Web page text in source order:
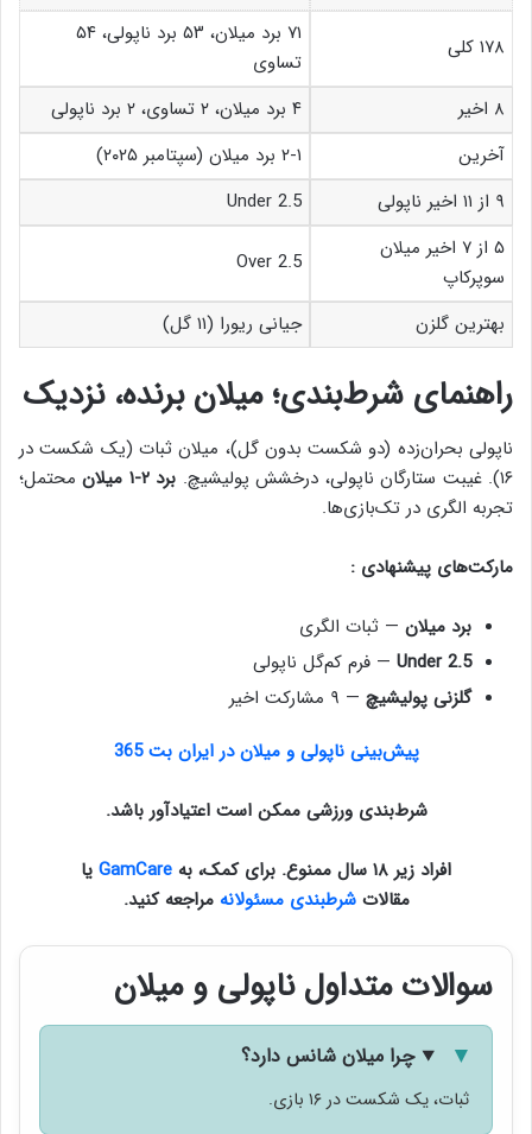
۱۷۸ کلی
۷۱ برد میلان، ۵۳ برد ناپولی، ۵۴
تساوی
۸ اخیر
۴ برد میلان، ۲ تساوی، ۲ برد ناپولی
آخرین
۲-۱ برد میلان (سپتامبر ۲۰۲۵)
۹ از ۱۱ اخیر ناپولی
Under 2.5
۵ از ۷ اخیر میلان
سوپرکاپ
Over 2.5
بهترین گلزن جیانی ریورا (۱۱ گل)
راهنمای شرط‌بندی؛ میلان برنده، نزدیک
ناپولی بحران‌زده (دو شکست بدون گل)، میلان ثبات (یک شکست در
۱۶). غیبت ستارگان ناپولی، درخشش پولیشیچ.
برد ۲-۱ میلان
محتمل؛
تجربه الگری در تک‌بازی‌ها.
مارکت‌های پیشنهادی :
برد میلان — ثبات الگری
Under 2.5 — فرم کم‌گل ناپولی
گلزنی پولیشیچ — ۹ مشارکت اخیر
پیش‌بینی ناپولی و میلان در ایران بت 365
شرط‌بندی ورزشی ممکن است اعتیادآور باشد.
افراد زیر ۱۸ سال ممنوع. برای کمک، به GamCare یا
مقالاتشرطبندی مسئولانه مراجعه کنید.
سوالات متداول ناپولی و میلان
چرا میلان شانس دارد؟
ثبات، یک شکست در ۱۶ بازی.